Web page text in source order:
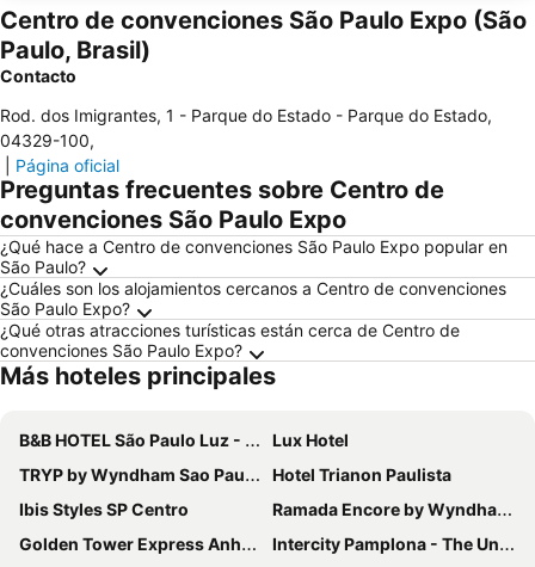
Centro de convenciones São Paulo Expo (São
Paulo, Brasil)
Contacto
Rod. dos Imigrantes, 1 - Parque do Estado - Parque do Estado,
04329-100,
Página oficial
Preguntas frecuentes sobre Centro de
convenciones São Paulo Expo
¿Qué hace a Centro de convenciones São Paulo Expo popular en
São Paulo?
¿Cuáles son los alojamientos cercanos a Centro de convenciones
São Paulo Expo?
¿Qué otras atracciones turísticas están cerca de Centro de
convenciones São Paulo Expo?
Más hoteles principales
B&B HOTEL São Paulo Luz - Centro
Lux Hotel
TRYP by Wyndham Sao Paulo Paulista Paraiso
Hotel Trianon Paulista
Ibis Styles SP Centro
Ramada Encore by Wyndham Sao Paulo Tiradentes
Golden Tower Express Anhembi by Fênix Hotéis
Intercity Pamplona - The Universe Paulista